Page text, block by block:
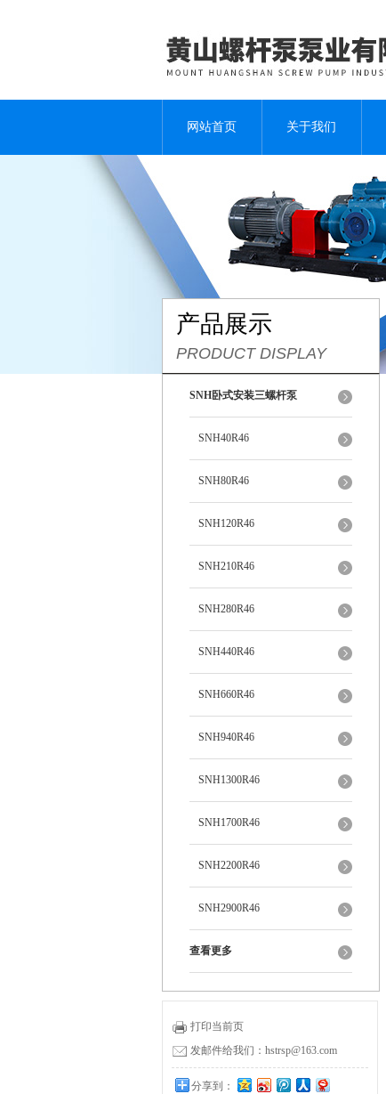
网站首页 关于我们
产品展示
PRODUCT DISPLAY
SNH卧式安装三螺杆泵
SNH40R46
SNH80R46
SNH120R46
SNH210R46
SNH280R46
SNH440R46
SNH660R46
SNH940R46
SNH1300R46
SNH1700R46
SNH2200R46
SNH2900R46
查看更多
打印当前页
发邮件给我们：hstrsp@163.com
分享到：